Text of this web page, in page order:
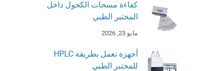
كفاءة مسحات الكحول داخل
المختبر الطبي
مايو 23, 2026
أجهزة تعمل بطريقة HPLC
للمختبر الطبي